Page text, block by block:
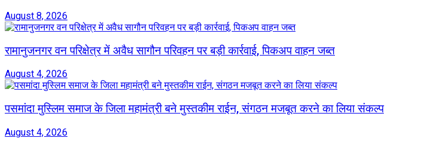
August 8, 2026
रामानुजनगर वन परिक्षेत्र में अवैध सागौन परिवहन पर बड़ी कार्रवाई, पिकअप वाहन जब्त
August 4, 2026
पसमांदा मुस्लिम समाज के जिला महामंत्री बने मुस्तकीम राईन, संगठन मजबूत करने का लिया संकल्प
August 4, 2026